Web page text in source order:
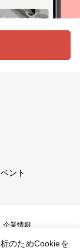
ント
企業情報
のためCookieを